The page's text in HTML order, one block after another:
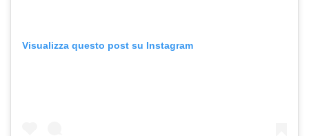
Visualizza questo post su Instagram